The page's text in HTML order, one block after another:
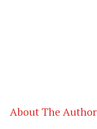
About The Author